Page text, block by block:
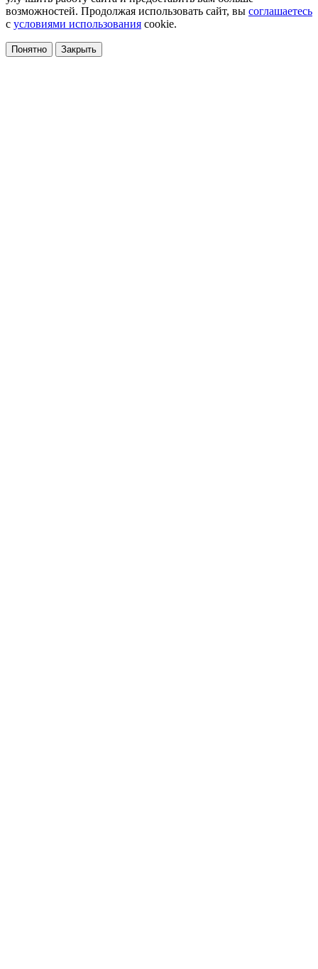
возможностей. Продолжая использовать сайт, вы соглашаетесь
с условиями использования cookie.
Понятно Закрыть